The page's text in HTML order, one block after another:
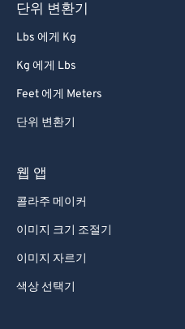
단위 변환기
Lbs 에게 Kg
Kg 에게 Lbs
Feet 에게 Meters
단위 변환기
웹 앱
콜라주 메이커
이미지 크기 조절기
이미지 자르기
색상 선택기